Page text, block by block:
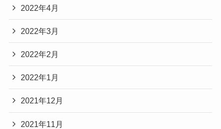
2022年4月
2022年3月
2022年2月
2022年1月
2021年12月
2021年11月